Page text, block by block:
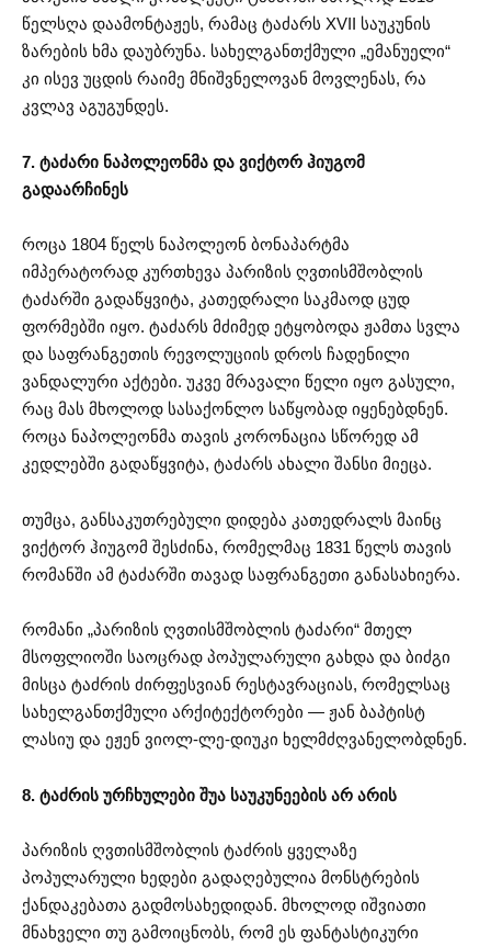
წელსღა დაამონტაჟეს, რამაც ტაძარს XVII საუკუნის
ზარების ხმა დაუბრუნა. სახელგანთქმული „ემანუელი“
კი ისევ უცდის რაიმე მნიშვნელოვან მოვლენას, რა
კვლავ აგუგუნდეს.
7. ტაძარი ნაპოლეონმა და ვიქტორ ჰიუგომ
გადაარჩინეს
როცა 1804 წელს ნაპოლეონ ბონაპარტმა
იმპერატორად კურთხევა პარიზის ღვთისმშობლის
ტაძარში გადაწყვიტა, კათედრალი საკმაოდ ცუდ
ფორმებში იყო. ტაძარს მძიმედ ეტყობოდა ჟამთა სვლა
და საფრანგეთის რევოლუციის დროს ჩადენილი
ვანდალური აქტები. უკვე მრავალი წელი იყო გასული,
რაც მას მხოლოდ სასაქონლო საწყობად იყენებდნენ.
როცა ნაპოლეონმა თავის კორონაცია სწორედ ამ
კედლებში გადაწყვიტა, ტაძარს ახალი შანსი მიეცა.
თუმცა, განსაკუთრებული დიდება კათედრალს მაინც
ვიქტორ ჰიუგომ შესძინა, რომელმაც 1831 წელს თავის
რომანში ამ ტაძარში თავად საფრანგეთი განასახიერა.
რომანი „პარიზის ღვთისმშობლის ტაძარი“ მთელ
მსოფლიოში საოცრად პოპულარული გახდა და ბიძგი
მისცა ტაძრის ძირფესვიან რესტავრაციას, რომელსაც
სახელგანთქმული არქიტექტორები — ჟან ბაპტისტ
ლასიუ და ეჟენ ვიოლ-ლე-დიუკი ხელმძღვანელობდნენ.
8. ტაძრის ურჩხულები შუა საუკუნეების არ არის
პარიზის ღვთისმშობლის ტაძრის ყველაზე
პოპულარული ხედები გადაღებულია მონსტრების
ქანდაკებათა გადმოსახედიდან. მხოლოდ იშვიათი
მნახველი თუ გამოიცნობს, რომ ეს ფანტასტიკური